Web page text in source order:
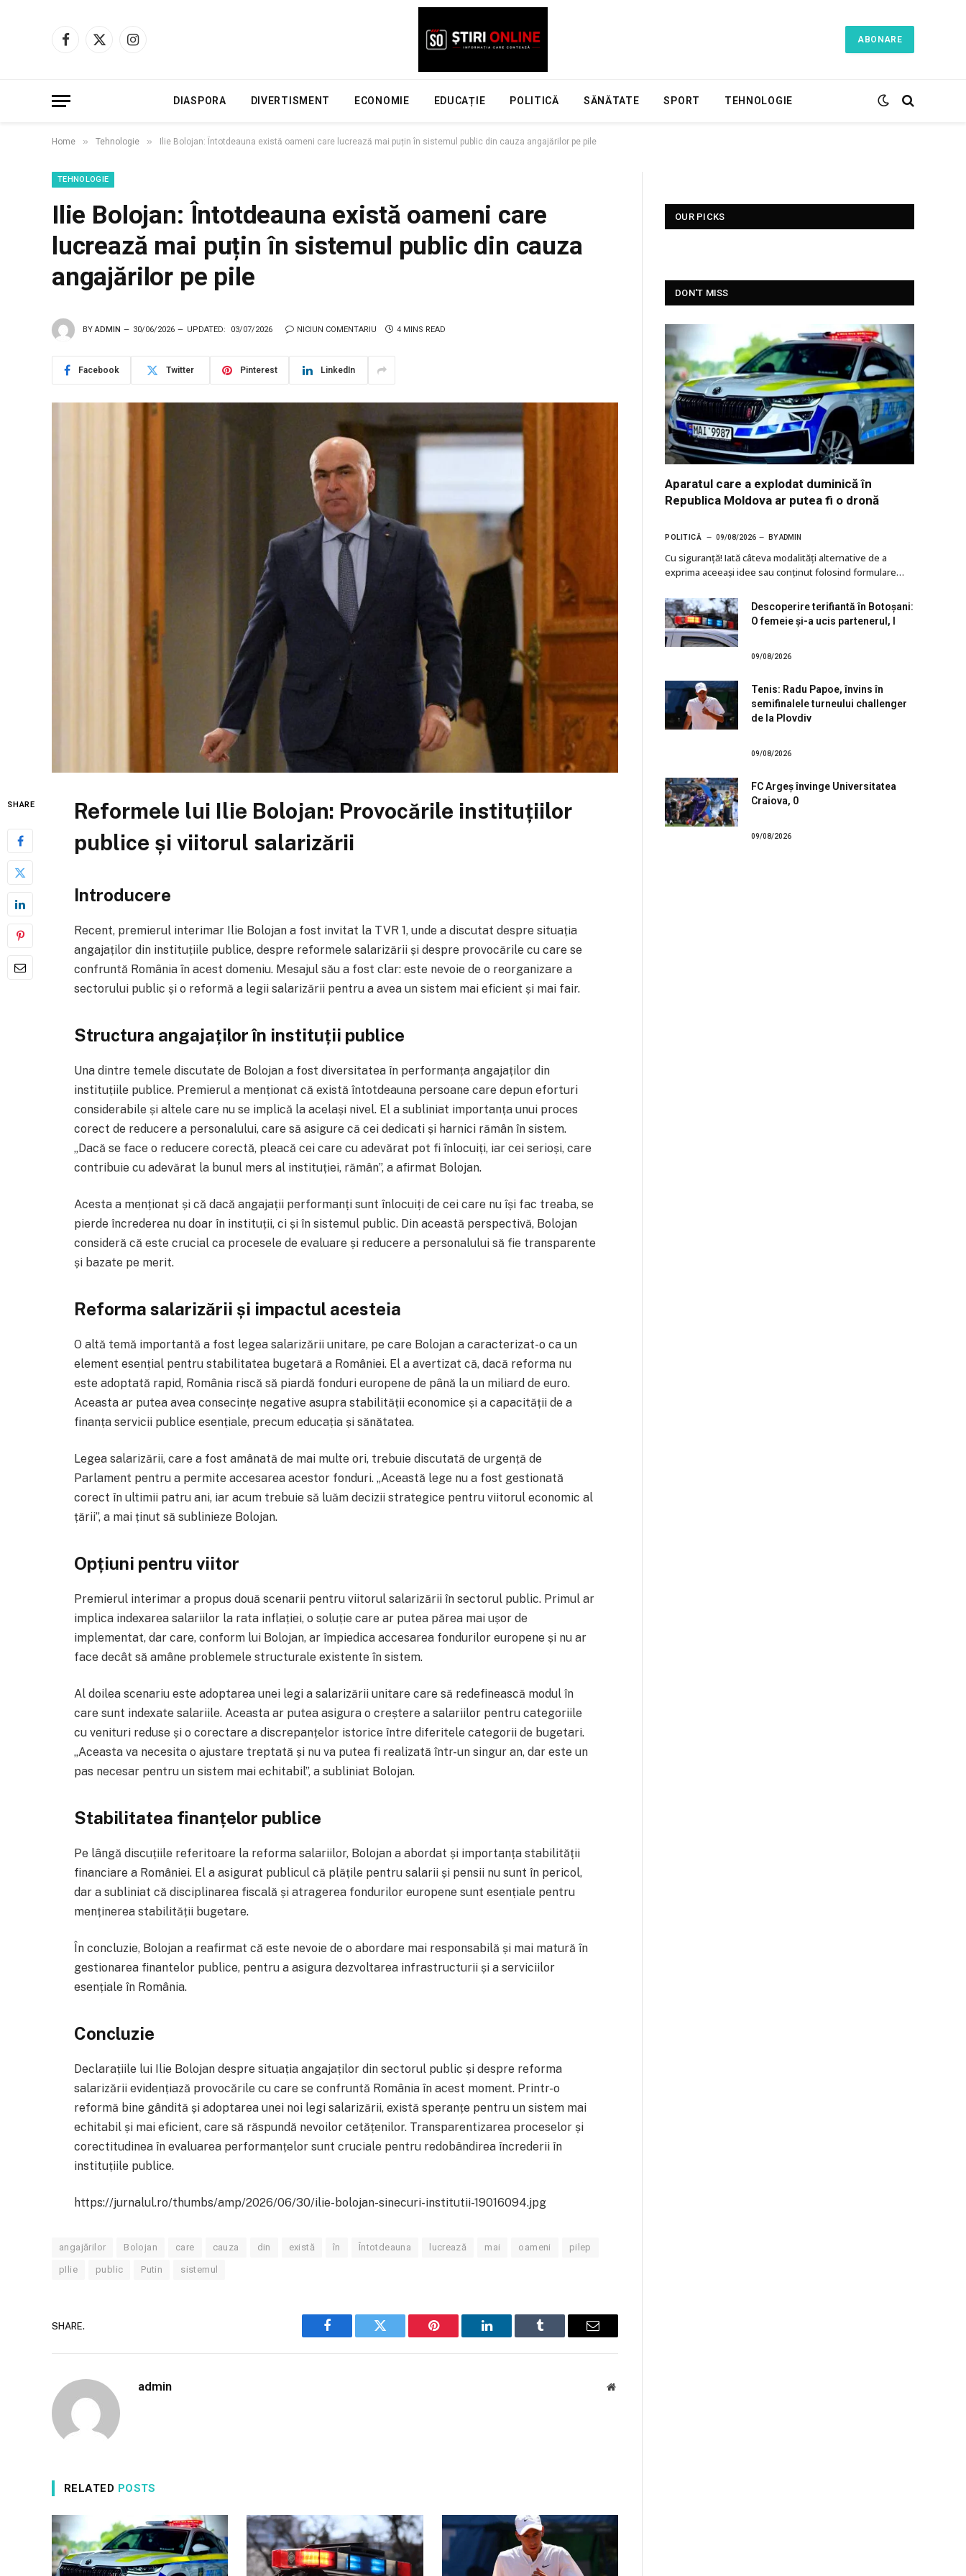
Facebook
X
Instagram
ABONARE
DIASPORA DIVERTISMENT ECONOMIE EDUCAȚIE POLITICĂ SĂNĂTATE SPORT TEHNOLOGIE
Home » Tehnologie » Ilie Bolojan: Întotdeauna există oameni care lucrează mai puțin în sistemul public din cauza angajărilor pe pile
TEHNOLOGIE
Ilie Bolojan: Întotdeauna există oameni care
lucrează mai puțin în sistemul public din cauza
angajărilor pe pile
BY ADMIN 30/06/2026 UPDATED: 03/07/2026 NICIUN COMENTARIU 4 MINS READ
Facebook Twitter Pinterest LinkedIn
SHARE
Reformele lui Ilie Bolojan: Provocările instituțiilor
publice și viitorul salarizării
Introducere
Recent, premierul interimar Ilie Bolojan a fost invitat la TVR 1, unde a discutat despre situația
angajaților din instituțiile publice, despre reformele salarizării și despre provocările cu care se
confruntă România în acest domeniu. Mesajul său a fost clar: este nevoie de o reorganizare a
sectorului public și o reformă a legii salarizării pentru a avea un sistem mai eficient și mai fair.
Structura angajaților în instituții publice
Una dintre temele discutate de Bolojan a fost diversitatea în performanța angajaților din
instituțiile publice. Premierul a menționat că există întotdeauna persoane care depun eforturi
considerabile și altele care nu se implică la același nivel. El a subliniat importanța unui proces
corect de reducere a personalului, care să asigure că cei dedicati și harnici rămân în sistem.
„Dacă se face o reducere corectă, pleacă cei care cu adevărat pot fi înlocuiți, iar cei serioși, care
contribuie cu adevărat la bunul mers al instituției, rămân”, a afirmat Bolojan.
Acesta a menționat și că dacă angajații performanți sunt înlocuiți de cei care nu își fac treaba, se
pierde încrederea nu doar în instituții, ci și în sistemul public. Din această perspectivă, Bolojan
consideră că este crucial ca procesele de evaluare și reducere a personalului să fie transparente
și bazate pe merit.
Reforma salarizării și impactul acesteia
O altă temă importantă a fost legea salarizării unitare, pe care Bolojan a caracterizat-o ca un
element esențial pentru stabilitatea bugetară a României. El a avertizat că, dacă reforma nu
este adoptată rapid, România riscă să piardă fonduri europene de până la un miliard de euro.
Aceasta ar putea avea consecințe negative asupra stabilității economice și a capacității de a
finanța servicii publice esențiale, precum educația și sănătatea.
Legea salarizării, care a fost amânată de mai multe ori, trebuie discutată de urgență de
Parlament pentru a permite accesarea acestor fonduri. „Această lege nu a fost gestionată
corect în ultimii patru ani, iar acum trebuie să luăm decizii strategice pentru viitorul economic al
țării”, a mai ținut să sublinieze Bolojan.
Opțiuni pentru viitor
Premierul interimar a propus două scenarii pentru viitorul salarizării în sectorul public. Primul ar
implica indexarea salariilor la rata inflației, o soluție care ar putea părea mai ușor de
implementat, dar care, conform lui Bolojan, ar împiedica accesarea fondurilor europene și nu ar
face decât să amâne problemele structurale existente în sistem.
Al doilea scenariu este adoptarea unei legi a salarizării unitare care să redefinească modul în
care sunt indexate salariile. Aceasta ar putea asigura o creștere a salariilor pentru categoriile
cu venituri reduse și o corectare a discrepanțelor istorice între diferitele categorii de bugetari.
„Aceasta va necesita o ajustare treptată și nu va putea fi realizată într-un singur an, dar este un
pas necesar pentru un sistem mai echitabil”, a subliniat Bolojan.
Stabilitatea finanțelor publice
Pe lângă discuțiile referitoare la reforma salariilor, Bolojan a abordat și importanța stabilității
financiare a României. El a asigurat publicul că plățile pentru salarii și pensii nu sunt în pericol,
dar a subliniat că disciplinarea fiscală și atragerea fondurilor europene sunt esențiale pentru
menținerea stabilității bugetare.
În concluzie, Bolojan a reafirmat că este nevoie de o abordare mai responsabilă și mai matură în
gestionarea finantelor publice, pentru a asigura dezvoltarea infrastructurii și a serviciilor
esențiale în România.
Concluzie
Declarațiile lui Ilie Bolojan despre situația angajaților din sectorul public și despre reforma
salarizării evidențiază provocările cu care se confruntă România în acest moment. Printr-o
reformă bine gândită și adoptarea unei noi legi salarizării, există speranțe pentru un sistem mai
echitabil și mai eficient, care să răspundă nevoilor cetățenilor. Transparentizarea proceselor și
corectitudinea în evaluarea performanțelor sunt cruciale pentru redobândirea încrederii în
instituțiile publice.
https://jurnalul.ro/thumbs/amp/2026/06/30/ilie-bolojan-sinecuri-institutii-19016094.jpg
angajărilor Bolojan care cauza din există în Întotdeauna lucrează mai oameni pilep
pIlie public Putin sistemul
SHARE.
Facebook Twitter Pinterest LinkedIn Tumblr Email
admin Website
RELATED POSTS
OUR PICKS
DON'T MISS
Aparatul care a explodat duminică în
Republica Moldova ar putea fi o dronă
POLITICĂ 09/08/2026 BYADMIN
Cu siguranţă! Iată câteva modalități alternative de a
exprima aceeași idee sau conținut folosind formulare…
Descoperire terifiantă în Botoșani:
O femeie și-a ucis partenerul, l
09/08/2026
Tenis: Radu Papoe, învins în
semifinalele turneului challenger
de la Plovdiv
09/08/2026
FC Argeș învinge Universitatea
Craiova, 0
09/08/2026